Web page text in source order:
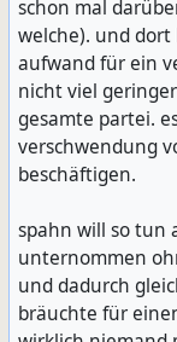
schon mal
welche). und dort
aufwand für ein
nicht viel
gesamte partei.
verschwendung
beschäftigen.
spahn will so tun
unternommen
und dadurch
bräuchte für